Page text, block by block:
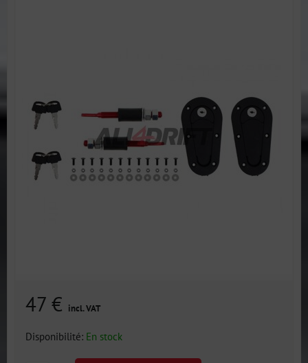
47 € incl. VAT
Disponibilité: En stock